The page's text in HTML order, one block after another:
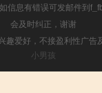
信息有错误可发邮件到
会及时纠正，谢谢
趣爱好，不接盈利性广告
小男孩